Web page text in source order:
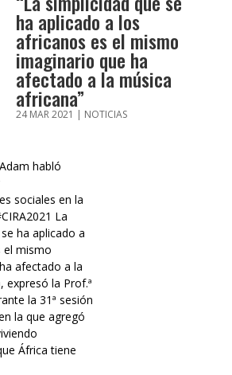
ha aplicado a los
africanos es el mismo
imaginario que ha
afectado a la música
africana”
24 MAR 2021 | NOTICIAS
habló
sociales en la
La
ha aplicado a
el mismo
afectado a la
expresó la Prof.ª
la 31ª sesión
la que agregó
África tiene